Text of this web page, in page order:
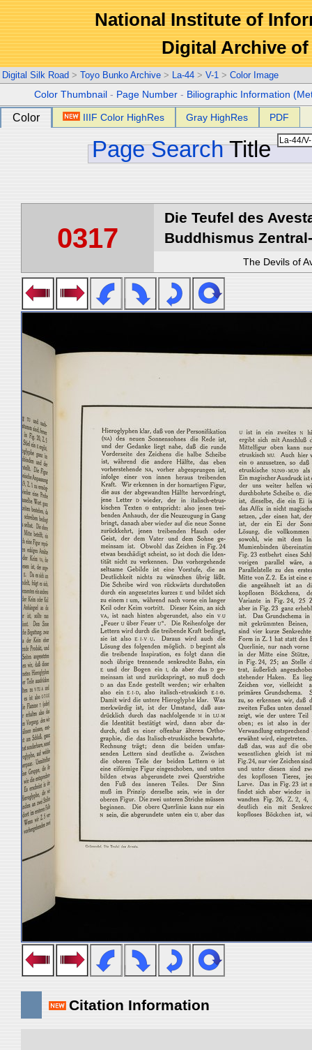
National Institute of
Digital Archive
Digital Silk Road > Toyo Bunko Archive > La-44 > V-1 > Color Image
Color Thumbnail - Page Number - Biliographic Information
Color IIIF Color HighRes Gray HighRes PDF
Page Search Title
0317
Die Teufel des
Buddhismus
The Devils of
Citation Information